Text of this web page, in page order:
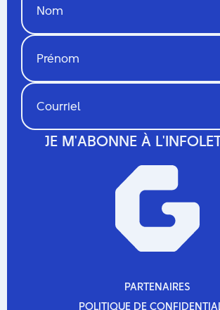
PARTENAIRES
PARTENAIRES
POLITIQUE DE